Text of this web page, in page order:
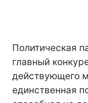
Политическая
главный
действующего
единственная